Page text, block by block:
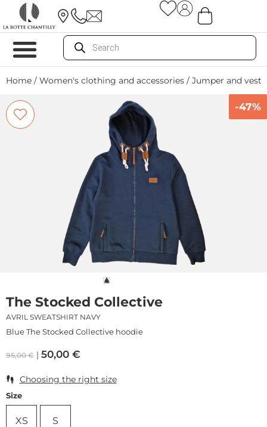
Home / Women's clothing and accessories / Jumper and vest
-47%
The Stocked Collective
AVRIL SWEATSHIRT NAVY
Blue The Stocked Collective hoodie
95,00€ 50,00 €
Choosing the right size
Size
XS S